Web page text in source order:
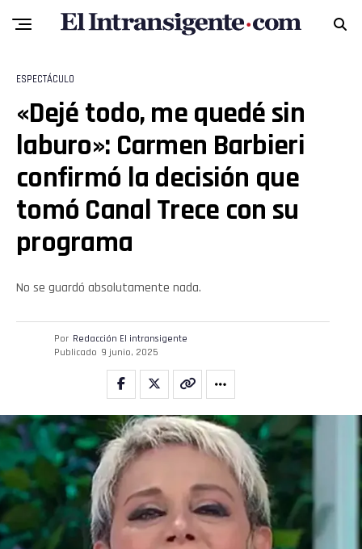
ESPECTÁCULO
«Dejé todo, me quedé sin
laburo»: Carmen Barbieri
confirmó la decisión que
tomó Canal Trece con su
programa
No se guardó absolutamente nada.
Por Redacción El intransigente
Publicado 9 junio, 2025